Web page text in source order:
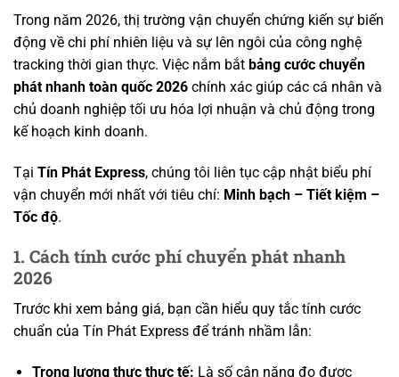
Trong năm 2026, thị trường vận chuyển chứng kiến sự biến
động về chi phí nhiên liệu và sự lên ngôi của công nghệ
tracking thời gian thực. Việc nắm bắt bảng cước chuyển
phát nhanh toàn quốc 2026 chính xác giúp các cá nhân và
chủ doanh nghiệp tối ưu hóa lợi nhuận và chủ động trong
kế hoạch kinh doanh.
Tại Tín Phát Express, chúng tôi liên tục cập nhật biểu phí
vận chuyển mới nhất với tiêu chí: Minh bạch – Tiết kiệm –
Tốc độ.
1. Cách tính cước phí chuyển phát nhanh
2026
Trước khi xem bảng giá, bạn cần hiểu quy tắc tính cước
chuẩn của Tín Phát Express để tránh nhầm lẫn:
Trọng lượng thực thực tế: Là số cân nặng đo được